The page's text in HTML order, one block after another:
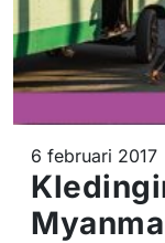
6 februari 2017